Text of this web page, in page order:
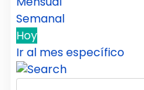
Semanal
Hoy
Ir al mes específico